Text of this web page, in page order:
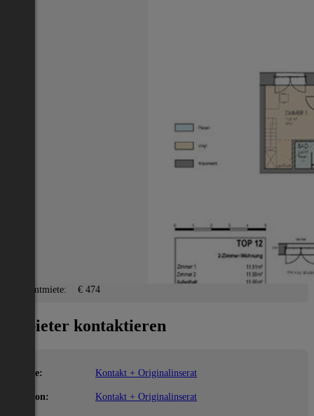
Gesamtmiete: € 474
Anbieter kontaktieren
Name: Kontakt + Originalinserat
Telefon: Kontakt + Originalinserat